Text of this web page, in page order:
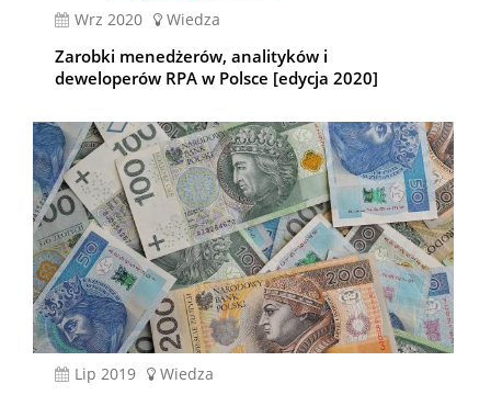
wrz 2020 Wiedza
Zarobki menedżerów, analityków i
deweloperów RPA w Polsce [edycja 2020]
lip 2019 Wiedza